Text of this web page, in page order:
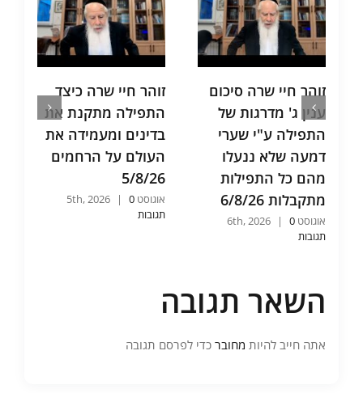
זוהר חיי שרה סיכום
ענין ג' מדרגות של
התפילה ע"י שערי
דמעה שלא ננעלו
מהם כל התפילות
מתקבלות 6/8/26
אוגוסט 6th, 2026 |
0
תגובות
זוהר חיי שרה כיצד
התפילה מתקנת את
בדינים ומעמידה את
העולם על הרחמים
5/8/26
אוגוסט 5th, 2026 |
0
תגובות
השאר תגובה
אתה חייב להיות מחובר כדי לפרסם תגובה